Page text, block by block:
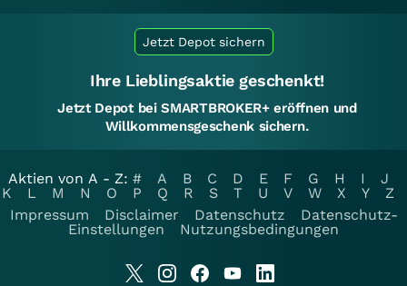
Jetzt Depot sichern
Ihre Lieblingsaktie geschenkt!
Jetzt Depot bei SMARTBROKER+ eröffnen und
Willkommensgeschenk sichern.
Aktien von A - Z: # A B C D E F G H I
J
K
L M N O P Q R S T U V W X Y
Z
Impressum
Disclaimer Datenschutz
Datenschutz-
Einstellungen
Nutzungsbedingungen